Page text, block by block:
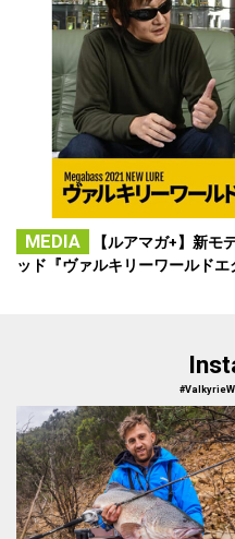
MEDIA
【ルアマガ+】新モ
ッド『ヴァルキリーワールドエ